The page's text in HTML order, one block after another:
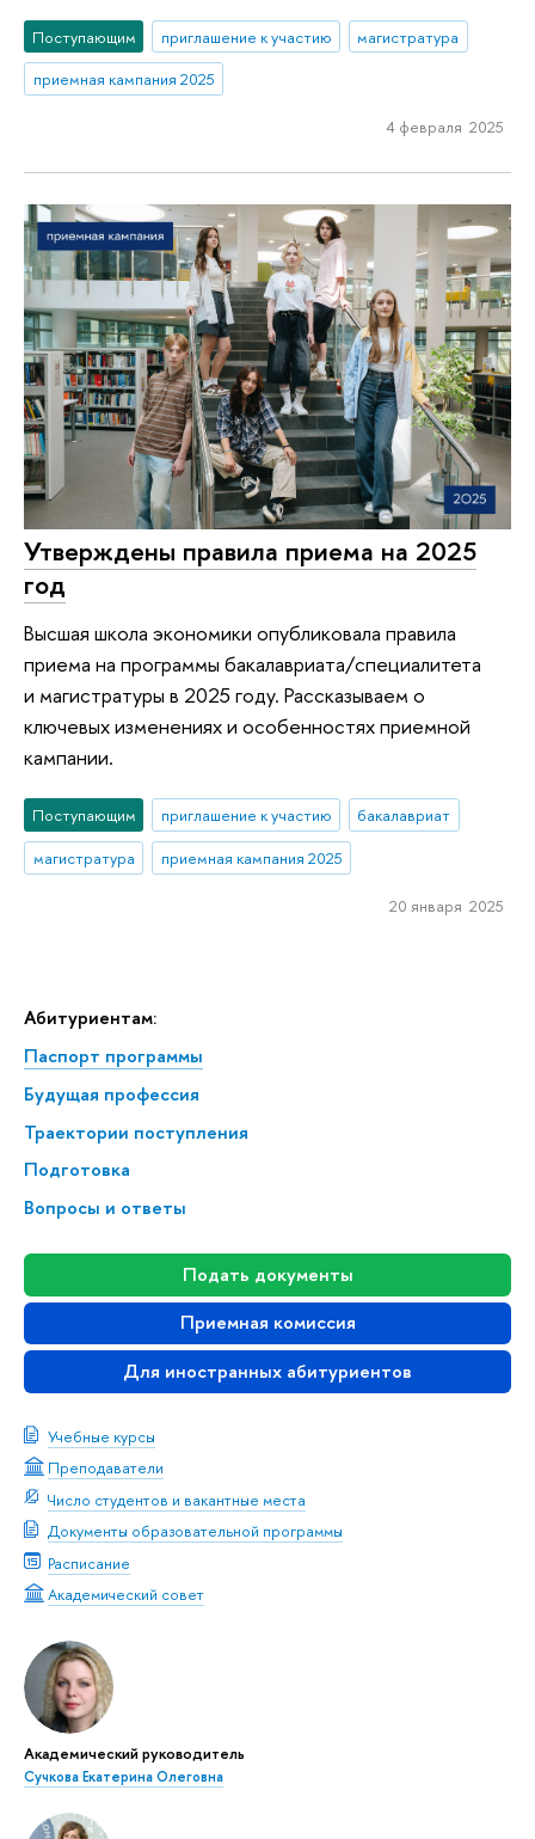
Абитуриентам:
Паспорт программы
Будущая профессия
Траектории поступления
Подготовка
Вопросы и ответы
Подать документы
Приемная комиссия
Для иностранных абитуриентов
Учебные курсы
Преподаватели
Число студентов и вакантные места
Документы образовательной программы
Расписание
Академический совет
Академический руководитель
Сучкова Екатерина Олеговна
Поступающим приглашение к участию
магистратура
приемная кампания 2025
4 февраля 2025
Утверждены правила приема на 2025
год
Высшая школа экономики опубликовала правила
приема на программы бакалавриата/специалитета
и магистратуры в 2025 году. Рассказываем о
ключевых изменениях и особенностях приемной
кампании.
Поступающим приглашение к участию
бакалавриат
магистратура
приемная кампания 2025
20 января 2025